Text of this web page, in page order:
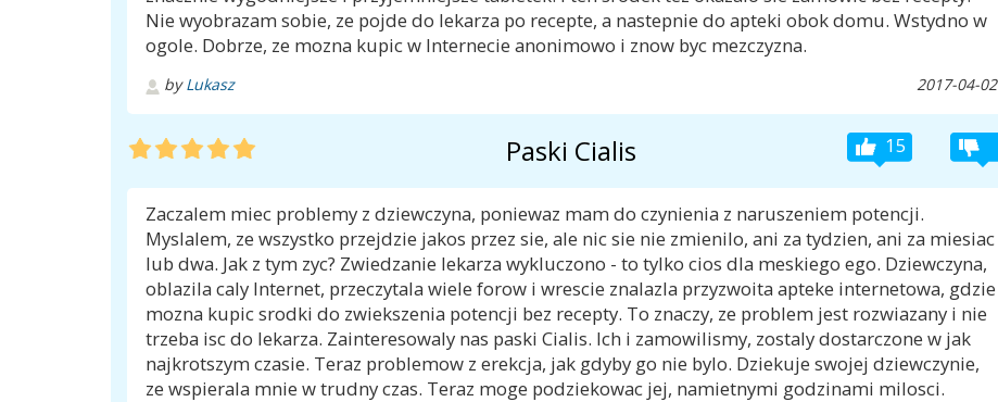
Nie wyobrazam sobie, ze pojde do lekarza po recepte, a nastepnie do apteki obok domu. Wstydno w
ogole. Dobrze, ze mozna kupic w Internecie anonimowo i znow byc mezczyzna.
byLukasz 2017-04-02
Paski Cialis 15
Zaczalem miec problemy z dziewczyna, poniewaz mam do czynienia z naruszeniem potencji.
Myslalem, ze wszystko przejdzie jakos przez sie, ale nic sie nie zmienilo, ani za tydzien, ani za miesiac
lub dwa. Jak z tym zyc? Zwiedzanie lekarza wykluczono - to tylko cios dla meskiego ego. Dziewczyna,
oblazila caly Internet, przeczytala wiele forow i wrescie znalazla przyzwoita apteke internetowa, gdzie
mozna kupic srodki do zwiekszenia potencji bez recepty. To znaczy, ze problem jest rozwiazany i nie
trzeba isc do lekarza. Zainteresowaly nas paski Cialis. Ich i zamowilismy, zostaly dostarczone w jak
najkrotszym czasie. Teraz problemow z erekcja, jak gdyby go nie bylo. Dziekuje swojej dziewczynie,
ze wspierala mnie w trudny czas. Teraz moge podziekowac jej, namietnymi godzinami milosci.